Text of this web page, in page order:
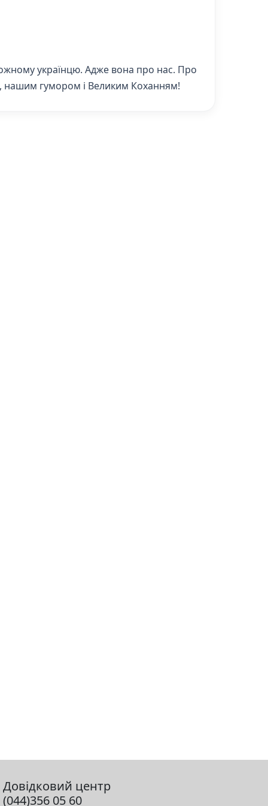
українцю. Адже вона про нас. Про
нашим гумором і Великим Коханням!
Довідковий центр
(044)356 05 60